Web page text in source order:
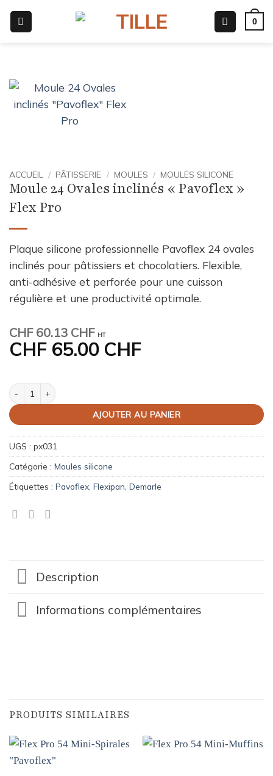
contenu
0
ACCUEIL / PÂTISSERIE / MOULES / MOULES SILICONE
Moule 24 Ovales inclinés « Pavoflex »
Flex Pro
Plaque silicone professionnelle Pavoflex 24 ovales
inclinés pour pâtissiers et chocolatiers. Flexible,
anti-adhésive et perforée pour une cuisson
régulière et une productivité optimale.
CHF60.13 CHF HT
CHF65.00 CHF
quantité de Moule 24 Ovales inclinés "Pavoflex" Flex Pro
AJOUTER AU PANIER
UGS : px031
Catégorie : Moules silicone
Étiquettes : Pavoflex, Flexipan, Demarle
Description
Informations complémentaires
PRODUITS SIMILAIRES